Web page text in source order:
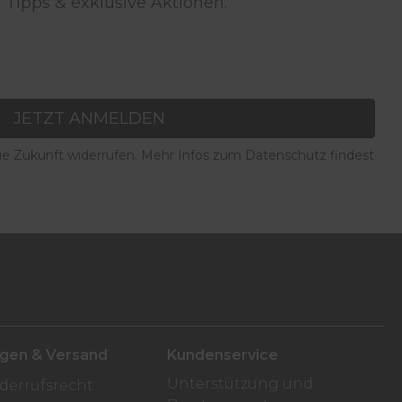
JETZT ANMELDEN
Zukunft widerrufen. Mehr Infos zum Datenschutz findest
& Versand
Kundenservice
Unterstützung und